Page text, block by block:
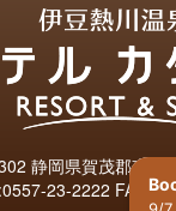
静岡県賀茂郡東伊
0557-23-2222 FAX: